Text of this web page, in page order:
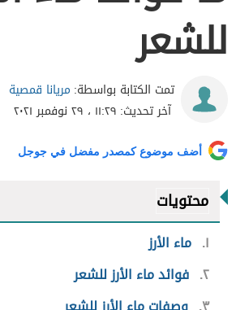
للشعر
تمت الكتابة بواسطة: مريانا قمصية
آخر تحديث: ١١:٢٩ ، ٢٩ نوفمبر ٢٠٢١
أضف موضوع كمصدر مفضل في جوجل
محتويات
١ ماء الأرز
٢ فوائد ماء الأرز للشعر